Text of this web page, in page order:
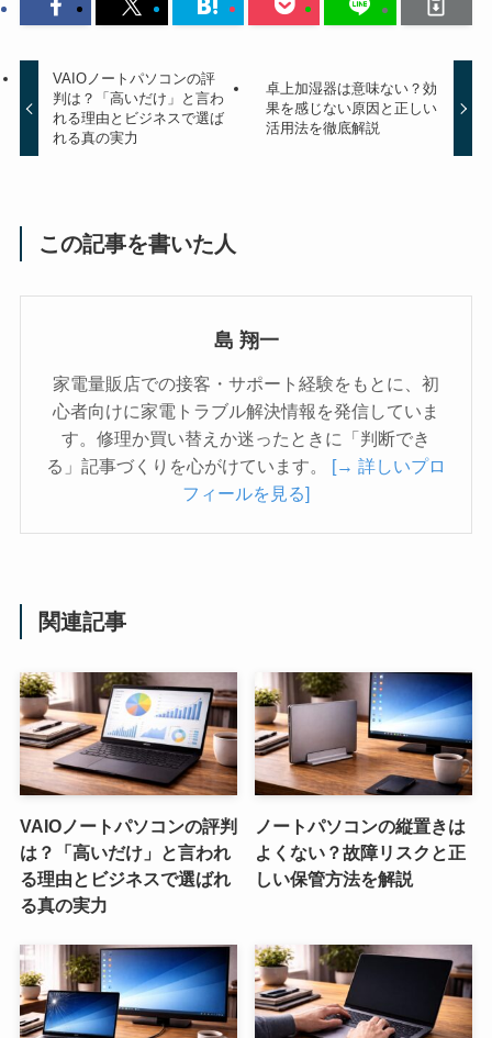
VAIOノートパソコンの評
判は？「高いだけ」と言わ
れる理由とビジネスで選ば
れる真の実力
卓上加湿器は意味ない？効
果を感じない原因と正しい
活用法を徹底解説
この記事を書いた人
島 翔一
家電量販店での接客・サポート経験をもとに、初
心者向けに家電トラブル解決情報を発信していま
す。修理か買い替えか迷ったときに「判断でき
る」記事づくりを心がけています。 [→ 詳しいプロ
フィールを見る]
関連記事
VAIOノートパソコンの評判
は？「高いだけ」と言われ
る理由とビジネスで選ばれ
る真の実力
ノートパソコンの縦置きは
よくない？故障リスクと正
しい保管方法を解説